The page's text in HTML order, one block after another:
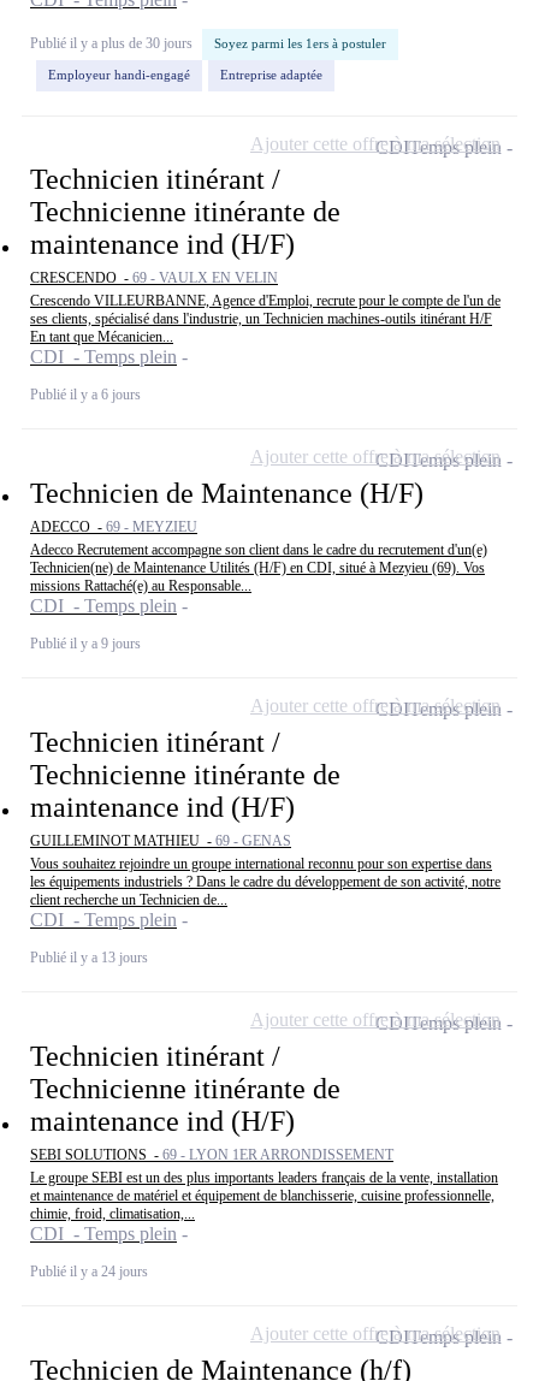
Publié il y a plus de 30 jours Soyez parmi les 1ers à postuler
Employeur handi-engagé Entreprise adaptée
Technicien itinérant /
Technicienne itinérante de
maintenance ind (H/F)
CRESCENDO - 69 - VAULX EN VELIN
Crescendo VILLEURBANNE, Agence d'Emploi, recrute pour le compte de l'un de
ses clients, spécialisé dans l'industrie, un Technicien machines-outils itinérant H/F
En tant que Mécanicien...
CDI - Temps plein
Publié il y a 6 jours
CDITemps plein
Ajouter cette offre à ma sélection
Technicien de Maintenance (H/F)
ADECCO - 69 - MEYZIEU
Adecco Recrutement accompagne son client dans le cadre du recrutement d'un(e)
Technicien(ne) de Maintenance Utilités (H/F) en CDI, situé à Mezyieu (69). Vos
missions Rattaché(e) au Responsable...
CDI - Temps plein
Publié il y a 9 jours
CDITemps plein
Ajouter cette offre à ma sélection
Technicien itinérant /
Technicienne itinérante de
maintenance ind (H/F)
GUILLEMINOT MATHIEU - 69 - GENAS
Vous souhaitez rejoindre un groupe international reconnu pour son expertise dans
les équipements industriels ? Dans le cadre du développement de son activité, notre
client recherche un Technicien de...
CDI - Temps plein
Publié il y a 13 jours
CDITemps plein
Ajouter cette offre à ma sélection
Technicien itinérant /
Technicienne itinérante de
maintenance ind (H/F)
SEBI SOLUTIONS - 69 - LYON 1ER ARRONDISSEMENT
Le groupe SEBI est un des plus importants leaders français de la vente, installation
et maintenance de matériel et équipement de blanchisserie, cuisine professionnelle,
chimie, froid, climatisation,...
CDI - Temps plein
Publié il y a 24 jours
CDITemps plein
Ajouter cette offre à ma sélection
Technicien de Maintenance (h/f)
CDITemps plein
Ajouter cette offre à ma sélection